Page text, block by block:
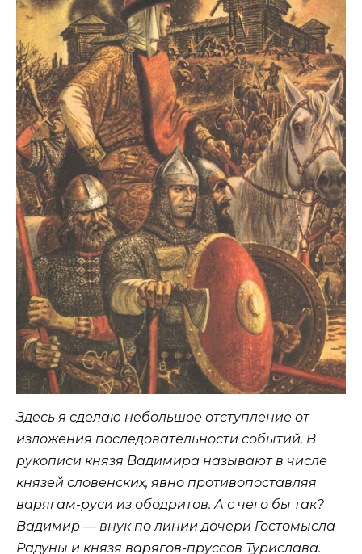
Здесь я сделаю небольшое отступление от
изложения последовательности событий. В
рукописи князя Вадимира называют в числе
князей словенских, явно противопоставляя
варягам-руси из ободритов. А с чего бы так?
Вадимир — внук по линии дочери Гостомысла
Радуны и князя варягов-пруссов Турислава.